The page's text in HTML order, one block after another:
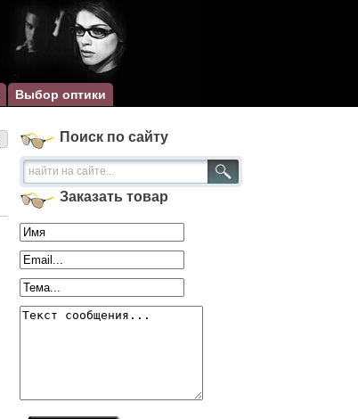
Выбор оптики
Поиск по сайту
Заказать товар